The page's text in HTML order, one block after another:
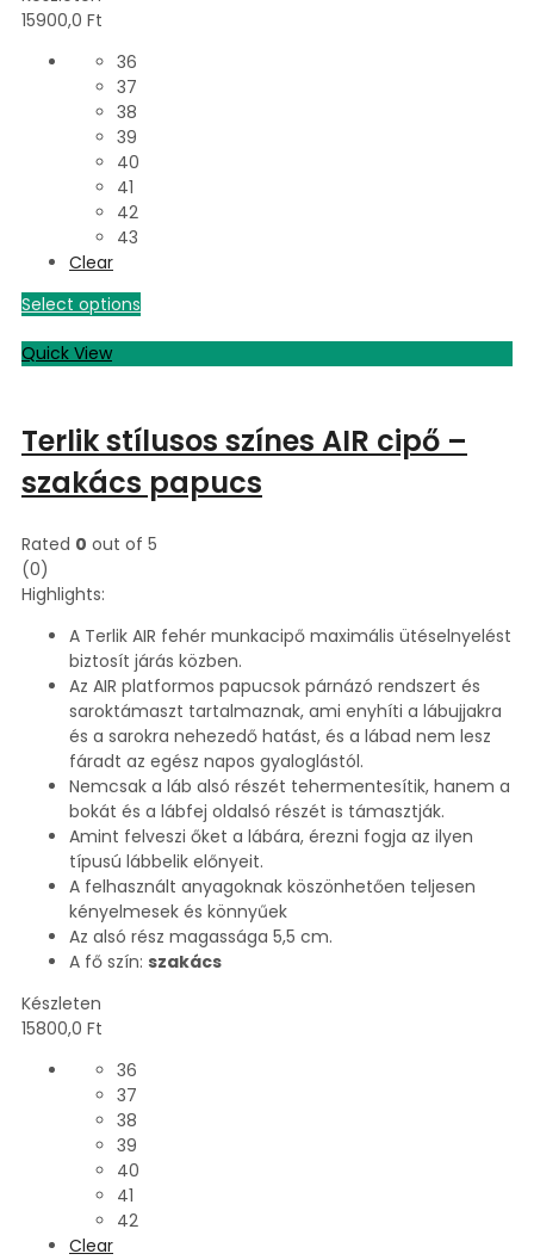
15900,0 Ft
36
37
38
39
40
41
42
43
Clear
Select options
Quick View
Terlik stílusos színes AIR cipő –
szakács papucs
Rated 0 out of 5
(0)
Highlights:
A Terlik AIR fehér munkacipő maximális ütéselnyelést
biztosít járás közben.
Az AIR platformos papucsok párnázó rendszert és
saroktámaszt tartalmaznak, ami enyhíti a lábujjakra
és a sarokra nehezedő hatást, és a lábad nem lesz
fáradt az egész napos gyaloglástól.
Nemcsak a láb alsó részét tehermentesítik, hanem a
bokát és a lábfej oldalsó részét is támasztják.
Amint felveszi őket a lábára, érezni fogja az ilyen
típusú lábbelik előnyeit.
A felhasznált anyagoknak köszönhetően teljesen
kényelmesek és könnyűek
Az alsó rész magassága 5,5 cm.
A fő szín: szakács
Készleten
15800,0 Ft
36
37
38
39
40
41
42
Clear